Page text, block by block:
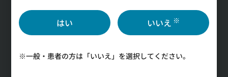
はい いいえ ※
※一般・患者の方は「いいえ」を選択してください。
お問い合わせ